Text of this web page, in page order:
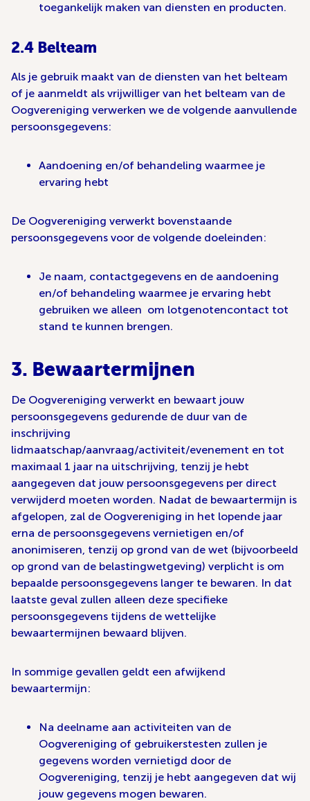
toegankelijk maken van diensten en producten.
2.4 Belteam
Als je gebruik maakt van de diensten van het belteam
of je aanmeldt als vrijwilliger van het belteam van de
Oogvereniging verwerken we de volgende aanvullende
persoonsgegevens:
Aandoening en/of behandeling waarmee je
ervaring hebt
De Oogvereniging verwerkt bovenstaande
persoonsgegevens voor de volgende doeleinden:
Je naam, contactgegevens en de aandoening
en/of behandeling waarmee je ervaring hebt
gebruiken we alleen om lotgenotencontact tot
stand te kunnen brengen.
3. Bewaartermijnen
De Oogvereniging verwerkt en bewaart jouw
persoonsgegevens gedurende de duur van de
inschrijving
lidmaatschap/aanvraag/activiteit/evenement en tot
maximaal 1 jaar na uitschrijving, tenzij je hebt
aangegeven dat jouw persoonsgegevens per direct
verwijderd moeten worden. Nadat de bewaartermijn is
afgelopen, zal de Oogvereniging in het lopende jaar
erna de persoonsgegevens vernietigen en/of
anonimiseren, tenzij op grond van de wet (bijvoorbeeld
op grond van de belastingwetgeving) verplicht is om
bepaalde persoonsgegevens langer te bewaren. In dat
laatste geval zullen alleen deze specifieke
persoonsgegevens tijdens de wettelijke
bewaartermijnen bewaard blijven.
In sommige gevallen geldt een afwijkend
bewaartermijn:
Na deelname aan activiteiten van de
Oogvereniging of gebruikerstesten zullen je
gegevens worden vernietigd door de
Oogvereniging, tenzij je hebt aangegeven dat wij
jouw gegevens mogen bewaren.